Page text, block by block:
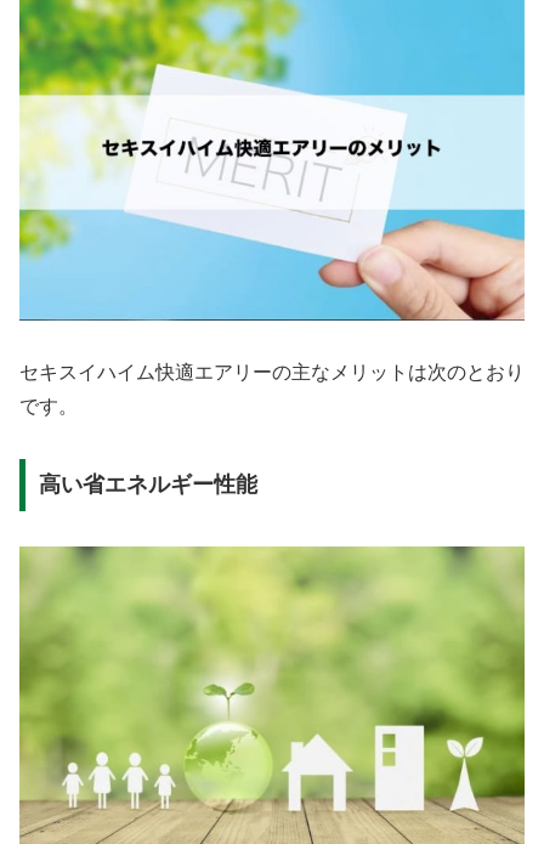
セキスイハイム快適エアリーの主なメリットは次のとおり
です。
高い省エネルギー性能